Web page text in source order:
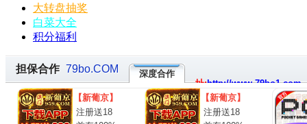
大转盘抽奖
白菜大全
积分福利